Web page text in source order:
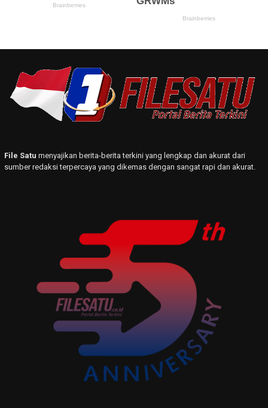
File Satu menyajikan berita-berita terkini yang lengkap dan akurat dari
sumber redaksi terpercaya yang dikemas dengan sangat rapi dan akurat.